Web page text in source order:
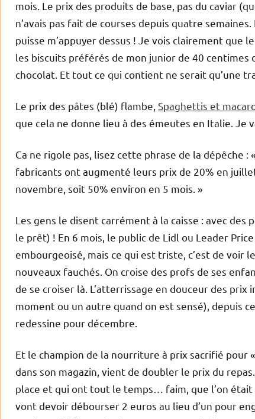
mois. Le prix des produits de base, pas du caviar
n’avais pas fait de courses depuis quatre
puisse m’appuyer dessus ! Je vois clairement que
les biscuits préférés de mon junior de 40 centimes
chocolat. Et tout ce qui contient ne serait qu’une
Le prix des pâtes (blé) flambe, Spaghettis et
que cela ne donne lieu à des émeutes en Italie. Je
Ca ne rigole pas, lisez cette phrase de la dépêche
fabricants ont augmenté leurs prix de 20% en
novembre, soit 50% environ en 5 mois. »
Les gens le disent carrément à la caisse : avec
le prêt) ! En 6 mois, le public de Lidl ou Leader
embourgeoisé, mais ce qui est triste, c’est de voir
nouveaux fauchés. On croise des profs de ses
de se croiser là. L’atterrissage en douceur des
moment ou un autre quand on est sensé), depuis
redessine pour décembre.
Et le champion de la nourriture à prix sacrifié pour
dans son magazin, vient de doubler le prix du
place et qui ont tout le temps… faim, que l’on était
vont devoir débourser 2 euros au lieu d’un pour